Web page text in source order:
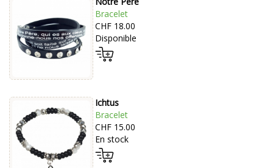
Bracelet
CHF 18.00
Disponible
Ichtus
Bracelet
CHF 15.00
En stock